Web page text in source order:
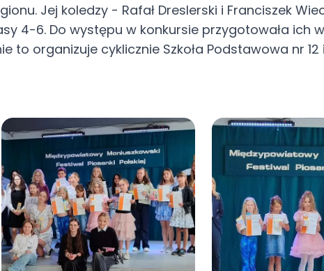
na Festiwalu
Jej koledzy - Rafał Dreslerski i Franciszek
4-6. Do występu w konkursie przygotowała ich
to organizuje cyklicznie Szkoła Podstawowa nr 12